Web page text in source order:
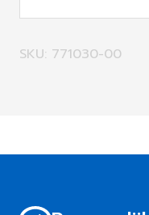
SKU: 771030-00